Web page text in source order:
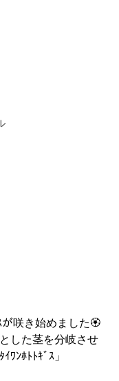
が咲き始めました🏵
した茎を分岐させ
ﾜﾝﾎﾄﾄｷﾞｽ」